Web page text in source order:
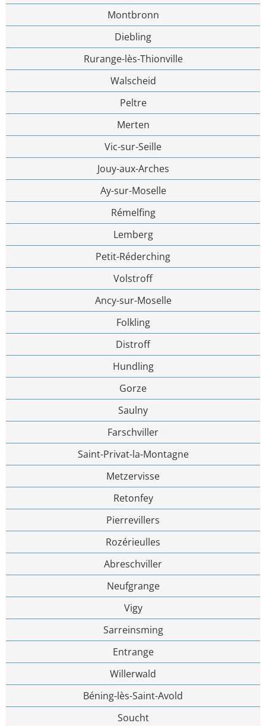
Montbronn
Diebling
Rurange-lès-Thionville
Walscheid
Peltre
Merten
Vic-sur-Seille
Jouy-aux-Arches
Ay-sur-Moselle
Rémelfing
Lemberg
Petit-Réderching
Volstroff
Ancy-sur-Moselle
Folkling
Distroff
Hundling
Gorze
Saulny
Farschviller
Saint-Privat-la-Montagne
Metzervisse
Retonfey
Pierrevillers
Rozérieulles
Abreschviller
Neufgrange
Vigy
Sarreinsming
Entrange
Willerwald
Béning-lès-Saint-Avold
Soucht